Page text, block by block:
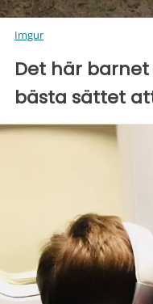
Imgur
Det här
bästa sättet